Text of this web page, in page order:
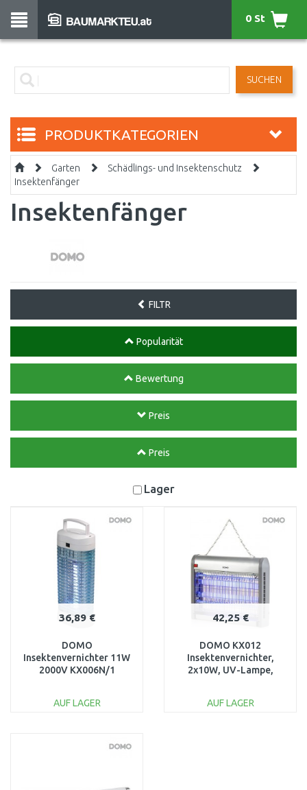
SUCHEN
0 St
PRODUKTKATEGORIEN
Garten
Schädlings- und Insektenschutz
Insektenfänger
Insektenfänger
FILTR
Popularität
Bewertung
Preis
Preis
Lager
36,89 €
DOMO
Insektenvernichter 11W
2000V KX006N/1
AUF LAGER
42,25 €
DOMO KX012
Insektenvernichter,
2x10W, UV-Lampe,
AUF LAGER